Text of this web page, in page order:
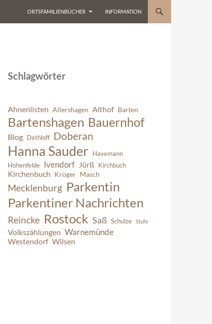
ORTSFAMILIENBÜCHER INFORMATION
Schlagwörter
Ahnenlisten Allershagen Althof Barten
Bartenshagen Bauernhof
Blog Dethloff Doberan
Hanna Sauder
Havemann
Hohenfelde Ivendorf Jürß Kirchbuch
Kirchenbuch Kröger Masch
Mecklenburg Parkentin
Parkentiner Nachrichten
Reincke Rostock Saß Schulze Stuhr
Volkszählungen Warnemünde
Westendorf Wilsen